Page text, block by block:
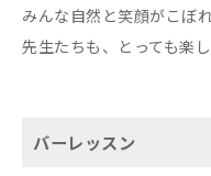
みんな自然と笑顔がこぼ
先生たちも、とっても楽
バーレッスン